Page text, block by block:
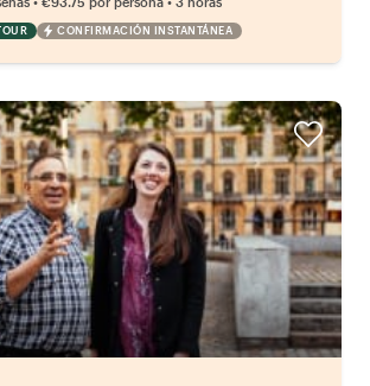
CONFIRMACIÓN INSTANTÁNEA
tu local favorito